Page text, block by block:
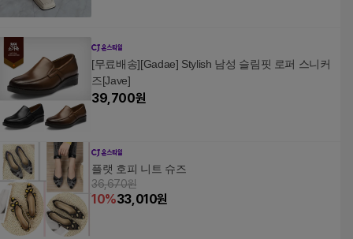
[무료배송][Gadae] Stylish 남성 슬림핏 로퍼 스니커
즈[Jave]
39,700원
플랫 호피 니트 슈즈
36,670원
10%33,010원